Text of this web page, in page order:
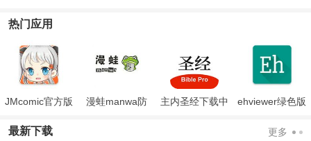
热门应用
JMcomic官方版
漫蛙manwa防
主内圣经下载中
ehviewer绿色版
最新下载 更多